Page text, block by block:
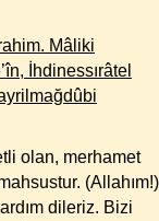
Mâliki
İhdinessırâtel
olan, merhamet
(Allahım!)
dileriz. Bizi